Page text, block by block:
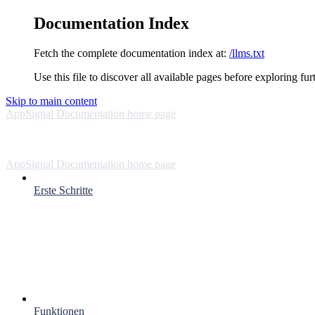
Documentation Index
Fetch the complete documentation index at: /llms.txt
Use this file to discover all available pages before exploring
Skip to main content
AppSignal Documentation home page
AppSignal Documentation home page
Erste Schritte
Funktionen